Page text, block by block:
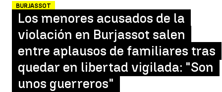
BURJASSOT
Los menores acusados de la
violación en Burjassot salen
entre aplausos de familiares tras
quedar en libertad vigilada: "Son
unos guerreros"